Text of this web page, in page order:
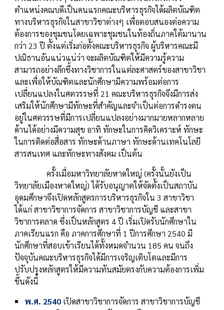
ตำแหน่งคณบดีเป็นคนแรกคณะบริหารธุรกิจได้ผลิตบัณฑิต
ทางบริหารธุรกิจในสาขาวิชาต่างๆ เพื่อตอบสนองต่อความ
ต้องการของชุมชนโดยเฉพาะชุมชนในท้องถิ่นภาคใต้มานาน
กว่า 23 ปี ตั้งแต่เริ่มก่อตั้งคณะบริหารธุรกิจ ผู้บริหารคณะมี
ปณิธานอันแน่วแน่ว่า จะผลิตบัณฑิตให้มีความรู้ความ
สามารถอย่างลึกซึ้งทางวิชาการในแต่ละศาสตร์ของสาขาวิชา
และเพื่อให้บัณฑิตและนักศึกษามีความพร้อมต่อการ
เปลี่ยนแปลงในศตวรรษที่ 21 คณะบริหารธุรกิจจึงมีการส่ง
เสริมให้นักศึกษามีทักษะที่สำคัญและจำเป็นต่อการดำรงตน
อยู่ในศตวรรษที่มีการเปลี่ยนแปลงอย่างมากมายหลากหลาย
ด้านได้อย่างมีความสุข อาทิ ทักษะในการคิดวิเคราะห์ ทักษะ
ในการติดต่อสื่อสาร ทักษะด้านภาษา ทักษะด้านเทคโนโลยี
สารสนเทศ และทักษะทางสังคม เป็นต้น
ครั้งเมื่อมหาวิทยาลัยหาดใหญ่ (ครั้งนั้นยังเป็น
วิทยาลัยเมืองหาดใหญ่) ได้รับอนุญาตให้จัดตั้งเป็นสถาบัน
อุดมศึกษาจึงเปิดหลักสูตรการบริหารธุรกิจใน 3 สาขาวิชา
ได้แก่ สาขาวิชาการจัดการ สาขาวิชาการบัญชี และสาขา
วิชาการตลาด ซึ่งเป็นหลักสูตร 4 ปี เริ่มเปิดรับนักศึกษาใน
ภาคเรียนแรก คือ ภาคการศึกษาที่ 1 ปีการศึกษา 2540 มี
นักศึกษาที่สอบเข้าเรียนได้ทั้งหมดจำนวน 185 คน จนถึง
ปัจจุบันคณะบริหารธุรกิจได้มีการเจริญเติบโตและมีการ
ปรับปรุงหลักสูตรให้มีความทันสมัยตรงกับความต้องการเพิ่ม
ขึ้นดังนี้
พ.ศ. 2540 เปิดสาขาวิชาการจัดการ สาขาวิชาการบัญชี